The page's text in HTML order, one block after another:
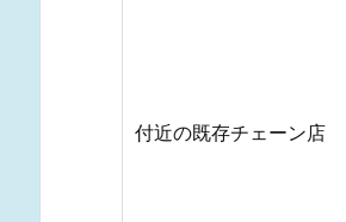
付近の既存チェーン店